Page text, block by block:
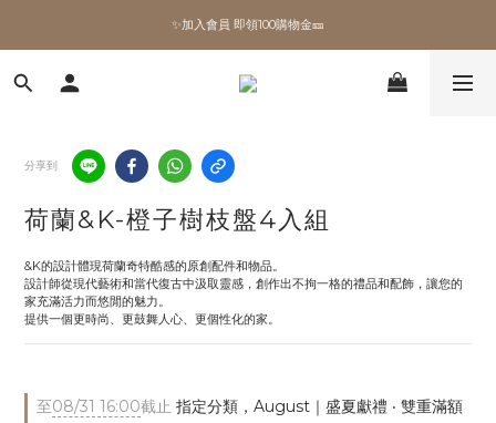
✨加入會員 即領100購物金🎫
✨加入會員 即領100購物金🎫
全館滿額現折🔥
✨加入會員 即領100購物金🎫
分享到
荷蘭&K-橙子樹枝盤4入組
&K的設計體現荷蘭奇特酷感的原創配件和物品。
設計師從現代藝術和當代復古中汲取靈感，創作出不拘一格的禮品和配飾，讓您的
家充滿活力而悠閒的魅力。
提供一個更時尚、更鼓舞人心、更個性化的家。
至08/31 16:00截止 指定分類，August｜盛夏獻禮 ‧ 雙重滿額